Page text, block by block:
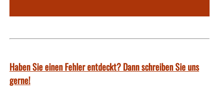
Haben Sie einen Fehler entdeckt? Dann schreiben Sie uns
gerne!